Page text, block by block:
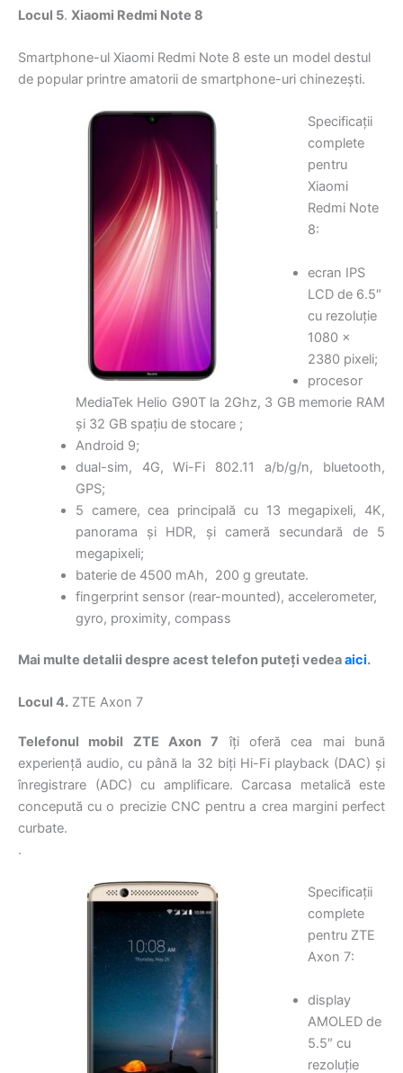
Locul 5. Xiaomi Redmi Note 8
Smartphone-ul Xiaomi Redmi Note 8 este un model destul
de popular printre amatorii de smartphone-uri chinezești.
Specificații
complete
pentru
Xiaomi
Redmi Note
8:
ecran IPS
LCD de 6.5″
cu rezoluție
1080 x
2380 pixeli;
procesor
MediaTek Helio G90T la 2Ghz, 3 GB memorie RAM
și 32 GB spațiu de stocare ;
Android 9;
dual-sim, 4G, Wi-Fi 802.11 a/b/g/n, bluetooth,
GPS;
5 camere, cea principală cu 13 megapixeli, 4K,
panorama și HDR, și cameră secundară de 5
megapixeli;
baterie de 4500 mAh, 200 g greutate.
fingerprint sensor (rear-mounted), accelerometer,
gyro, proximity, compass
Mai multe detalii despre acest telefon puteți vedeaaici.
Locul 4. ZTE Axon 7
Telefonul mobil ZTE Axon 7 îți oferă cea mai bună
experiență audio, cu până la 32 biți Hi-Fi playback (DAC) și
înregistrare (ADC) cu amplificare. Carcasa metalică este
concepută cu o precizie CNC pentru a crea margini perfect
curbate.
.
Specificații
complete
pentru ZTE
Axon 7:
display
AMOLED de
5.5″ cu
rezoluție